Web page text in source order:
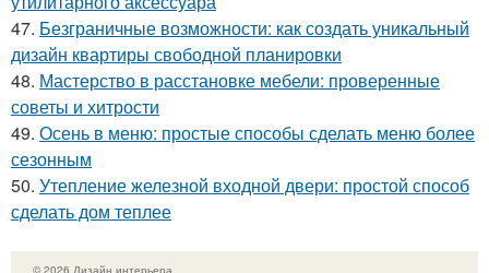
47. Безграничные возможности: как создать уникальный
дизайн квартиры свободной планировки
48. Мастерство в расстановке мебели: проверенные
советы и хитрости
49. Осень в меню: простые способы сделать меню более
сезонным
50. Утепление железной входной двери: простой способ
сделать дом теплее
© 2026 Дизайн интерьера